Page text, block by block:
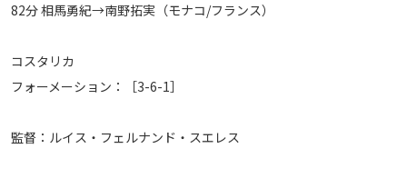
82分 相馬勇紀→南野拓実（モナコ/フランス）
コスタリカ
フォーメーション：［3-6-1］
監督：ルイス・フェルナンド・スエレス